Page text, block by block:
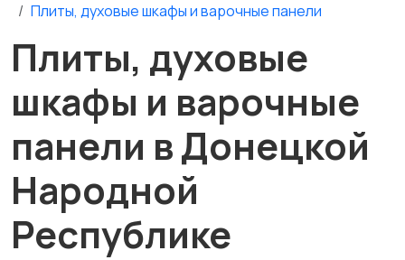
Плиты, духовые шкафы и варочные панели
Плиты, духовые
шкафы и варочные
панели в Донецкой
Народной
Республике